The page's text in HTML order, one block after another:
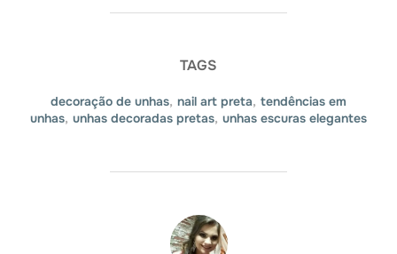
TAGS
decoração de unhas, nail art preta, tendências em
unhas, unhas decoradas pretas, unhas escuras elegantes
AUTOR DO POST